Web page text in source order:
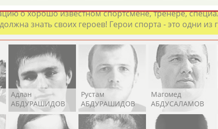
о хорошо известном спортсмене, тренере,
знать своих героев! Герои спорта - это одни из
Адлан
АБДУРАШИДОВ
Рустам
АБДУРАШИДОВ
Магомед
АБДУСАЛАМОВ